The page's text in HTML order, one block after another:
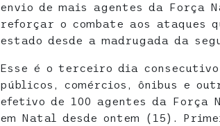
envio de mais agentes da Força
reforçar o combate aos ataques
estado desde a madrugada da
Esse é o terceiro dia
públicos, comércios, ônibus e
efetivo de 100 agentes da Força
em Natal desde ontem (15).